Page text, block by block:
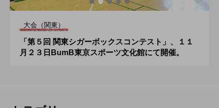
大会（関東）
「第５回 関東シガーボックスコンテスト」、１１
月２３日BumB東京スポーツ文化館にて開催。